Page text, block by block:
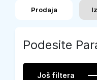
Prodaja
Podesite
Još filtera